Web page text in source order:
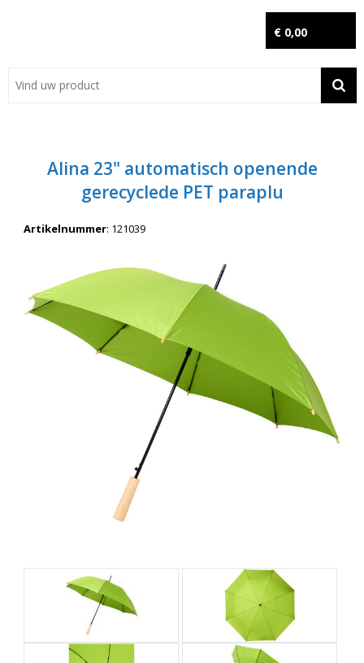
€ 0,00
Contact
Wil je snel een advies? Bel nu 053-7920045 of 06-55731304
Alina 23" automatisch openende
gerecyclede PET paraplu
Artikelnummer: 121039